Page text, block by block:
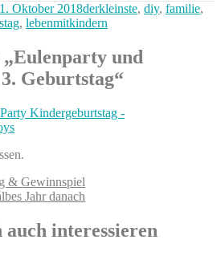
Oktober 2018Kategorien
derkleinste, diy, familie,
, lebenmitkindern
und
Geburtstag“
Kindergeburtstag -
& Gewinnspiel
Jahr danach
auch interessieren